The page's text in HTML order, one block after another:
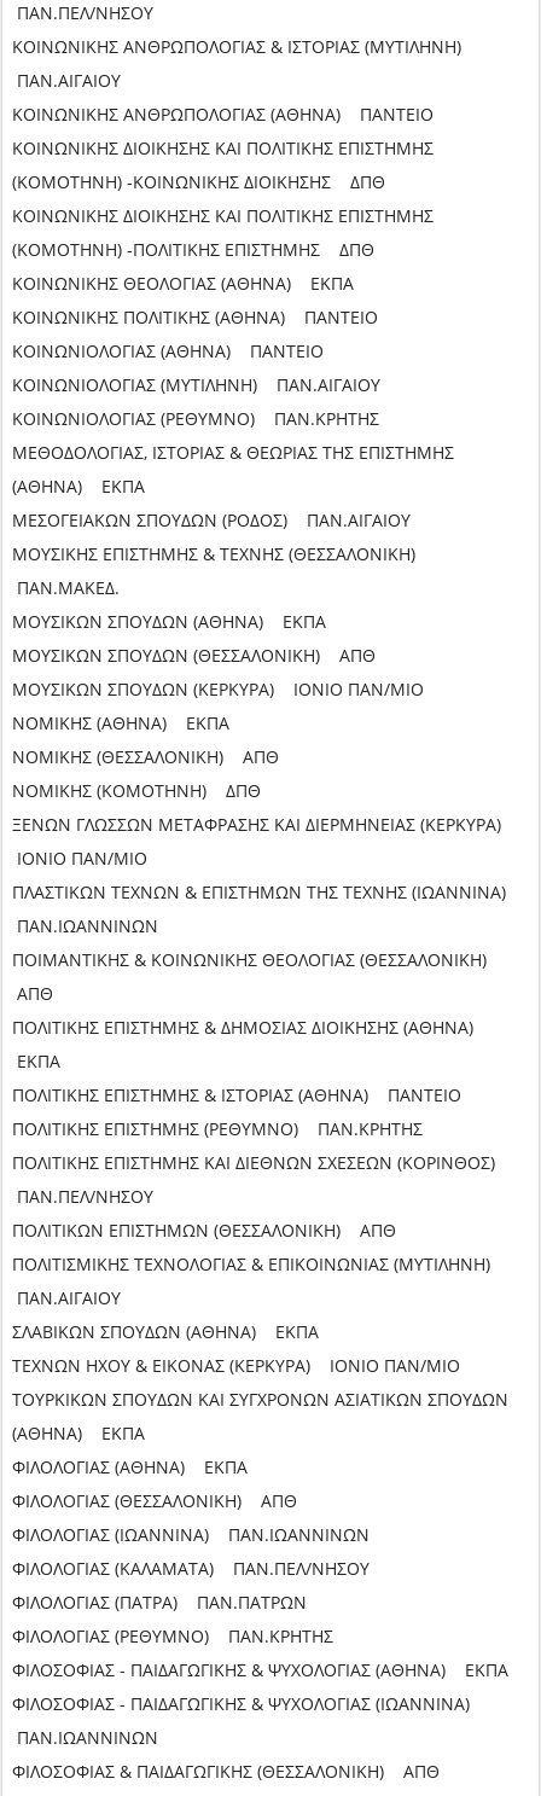
ΠΑΝ.ΠΕΛ/ΝΗΣΟΥ
ΚΟΙΝΩΝΙΚΗΣ ΑΝΘΡΩΠΟΛΟΓΙΑΣ & ΙΣΤΟΡΙΑΣ (ΜΥΤΙΛΗΝΗ)
ΠΑΝ.ΑΙΓΑΙΟΥ
ΚΟΙΝΩΝΙΚΗΣ ΑΝΘΡΩΠΟΛΟΓΙΑΣ (ΑΘΗΝΑ) ΠΑΝΤΕΙΟ
ΚΟΙΝΩΝΙΚΗΣ ΔΙΟΙΚΗΣΗΣ ΚΑΙ ΠΟΛΙΤΙΚΗΣ ΕΠΙΣΤΗΜΗΣ
(ΚΟΜΟΤΗΝΗ) -ΚΟΙΝΩΝΙΚΗΣ ΔΙΟΙΚΗΣΗΣ ΔΠΘ
ΚΟΙΝΩΝΙΚΗΣ ΔΙΟΙΚΗΣΗΣ ΚΑΙ ΠΟΛΙΤΙΚΗΣ ΕΠΙΣΤΗΜΗΣ
(ΚΟΜΟΤΗΝΗ) -ΠΟΛΙΤΙΚΗΣ ΕΠΙΣΤΗΜΗΣ ΔΠΘ
ΚΟΙΝΩΝΙΚΗΣ ΘΕΟΛΟΓΙΑΣ (ΑΘΗΝΑ) ΕΚΠΑ
ΚΟΙΝΩΝΙΚΗΣ ΠΟΛΙΤΙΚΗΣ (ΑΘΗΝΑ) ΠΑΝΤΕΙΟ
ΚΟΙΝΩΝΙΟΛΟΓΙΑΣ (ΑΘΗΝΑ) ΠΑΝΤΕΙΟ
ΚΟΙΝΩΝΙΟΛΟΓΙΑΣ (ΜΥΤΙΛΗΝΗ) ΠΑΝ.ΑΙΓΑΙΟΥ
ΚΟΙΝΩΝΙΟΛΟΓΙΑΣ (ΡΕΘΥΜΝΟ) ΠΑΝ.ΚΡΗΤΗΣ
ΜΕΘΟΔΟΛΟΓΙΑΣ, ΙΣΤΟΡΙΑΣ & ΘΕΩΡΙΑΣ ΤΗΣ ΕΠΙΣΤΗΜΗΣ
(ΑΘΗΝΑ) ΕΚΠΑ
ΜΕΣΟΓΕΙΑΚΩΝ ΣΠΟΥΔΩΝ (ΡΟΔΟΣ) ΠΑΝ.ΑΙΓΑΙΟΥ
ΜΟΥΣΙΚΗΣ ΕΠΙΣΤΗΜΗΣ & ΤΕΧΝΗΣ (ΘΕΣΣΑΛΟΝΙΚΗ)
ΠΑΝ.ΜΑΚΕΔ.
ΜΟΥΣΙΚΩΝ ΣΠΟΥΔΩΝ (ΑΘΗΝΑ) ΕΚΠΑ
ΜΟΥΣΙΚΩΝ ΣΠΟΥΔΩΝ (ΘΕΣΣΑΛΟΝΙΚΗ) ΑΠΘ
ΜΟΥΣΙΚΩΝ ΣΠΟΥΔΩΝ (ΚΕΡΚΥΡΑ) ΙΟΝΙΟ ΠΑΝ/ΜΙΟ
ΝΟΜΙΚΗΣ (ΑΘΗΝΑ) ΕΚΠΑ
ΝΟΜΙΚΗΣ (ΘΕΣΣΑΛΟΝΙΚΗ) ΑΠΘ
ΝΟΜΙΚΗΣ (ΚΟΜΟΤΗΝΗ) ΔΠΘ
ΞΕΝΩΝ ΓΛΩΣΣΩΝ ΜΕΤΑΦΡΑΣΗΣ ΚΑΙ ΔΙΕΡΜΗΝΕΙΑΣ (ΚΕΡΚΥΡΑ)
ΙΟΝΙΟ ΠΑΝ/ΜΙΟ
ΠΛΑΣΤΙΚΩΝ ΤΕΧΝΩΝ & ΕΠΙΣΤΗΜΩΝ ΤΗΣ ΤΕΧΝΗΣ (ΙΩΑΝΝΙΝΑ)
ΠΑΝ.ΙΩΑΝΝΙΝΩΝ
ΠΟΙΜΑΝΤΙΚΗΣ & ΚΟΙΝΩΝΙΚΗΣ ΘΕΟΛΟΓΙΑΣ (ΘΕΣΣΑΛΟΝΙΚΗ)
ΑΠΘ
ΠΟΛΙΤΙΚΗΣ ΕΠΙΣΤΗΜΗΣ & ΔΗΜΟΣΙΑΣ ΔΙΟΙΚΗΣΗΣ (ΑΘΗΝΑ)
ΕΚΠΑ
ΠΟΛΙΤΙΚΗΣ ΕΠΙΣΤΗΜΗΣ & ΙΣΤΟΡΙΑΣ (ΑΘΗΝΑ) ΠΑΝΤΕΙΟ
ΠΟΛΙΤΙΚΗΣ ΕΠΙΣΤΗΜΗΣ (ΡΕΘΥΜΝΟ) ΠΑΝ.ΚΡΗΤΗΣ
ΠΟΛΙΤΙΚΗΣ ΕΠΙΣΤΗΜΗΣ ΚΑΙ ΔΙΕΘΝΩΝ ΣΧΕΣΕΩΝ (ΚΟΡΙΝΘΟΣ)
ΠΑΝ.ΠΕΛ/ΝΗΣΟΥ
ΠΟΛΙΤΙΚΩΝ ΕΠΙΣΤΗΜΩΝ (ΘΕΣΣΑΛΟΝΙΚΗ) ΑΠΘ
ΠΟΛΙΤΙΣΜΙΚΗΣ ΤΕΧΝΟΛΟΓΙΑΣ & ΕΠΙΚΟΙΝΩΝΙΑΣ (ΜΥΤΙΛΗΝΗ)
ΠΑΝ.ΑΙΓΑΙΟΥ
ΣΛΑΒΙΚΩΝ ΣΠΟΥΔΩΝ (ΑΘΗΝΑ) ΕΚΠΑ
ΤΕΧΝΩΝ ΗΧΟΥ & ΕΙΚΟΝΑΣ (ΚΕΡΚΥΡΑ) ΙΟΝΙΟ ΠΑΝ/ΜΙΟ
ΤΟΥΡΚΙΚΩΝ ΣΠΟΥΔΩΝ ΚΑΙ ΣΥΓΧΡΟΝΩΝ ΑΣΙΑΤΙΚΩΝ ΣΠΟΥΔΩΝ
(ΑΘΗΝΑ) ΕΚΠΑ
ΦΙΛΟΛΟΓΙΑΣ (ΑΘΗΝΑ) ΕΚΠΑ
ΦΙΛΟΛΟΓΙΑΣ (ΘΕΣΣΑΛΟΝΙΚΗ) ΑΠΘ
ΦΙΛΟΛΟΓΙΑΣ (ΙΩΑΝΝΙΝΑ) ΠΑΝ.ΙΩΑΝΝΙΝΩΝ
ΦΙΛΟΛΟΓΙΑΣ (ΚΑΛΑΜΑΤΑ) ΠΑΝ.ΠΕΛ/ΝΗΣΟΥ
ΦΙΛΟΛΟΓΙΑΣ (ΠΑΤΡΑ) ΠΑΝ.ΠΑΤΡΩΝ
ΦΙΛΟΛΟΓΙΑΣ (ΡΕΘΥΜΝΟ) ΠΑΝ.ΚΡΗΤΗΣ
ΦΙΛΟΣΟΦΙΑΣ - ΠΑΙΔΑΓΩΓΙΚΗΣ & ΨΥΧΟΛΟΓΙΑΣ (ΑΘΗΝΑ) ΕΚΠΑ
ΦΙΛΟΣΟΦΙΑΣ - ΠΑΙΔΑΓΩΓΙΚΗΣ & ΨΥΧΟΛΟΓΙΑΣ (ΙΩΑΝΝΙΝΑ)
ΠΑΝ.ΙΩΑΝΝΙΝΩΝ
ΦΙΛΟΣΟΦΙΑΣ & ΠΑΙΔΑΓΩΓΙΚΗΣ (ΘΕΣΣΑΛΟΝΙΚΗ) ΑΠΘ